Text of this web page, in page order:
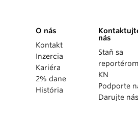
O nás
Kontakt
Inzercia
Kariéra
2% dane
História
nás
Staň sa
reportérom
KN
Podporte
Darujte nás